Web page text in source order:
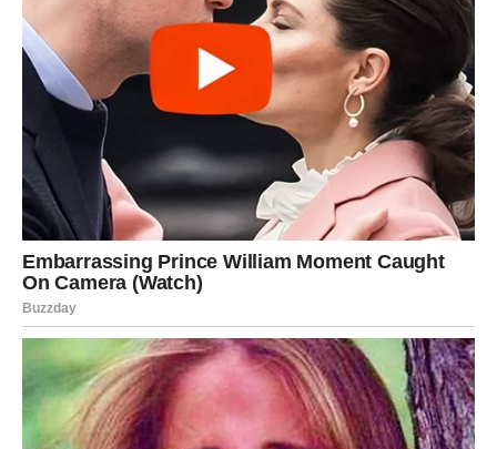
ima mnogo, ali ona nije usmerena. Misli skaču, planovi se
menjaju u hodu, a impuls da se reaguje odmah i bez
razmišljanja može biti jak. Ovo je tipičan period u kome
Ovan ima osećaj da mora sve – i to odmah – ali upravo tu
leži zamka.
Rasejanost kod Ovna se može manifestovati kroz:
manjak fokusa
nestrpljenje
brzoplete odluke
osećaj da ste „svuda pomalo, a nigde potpuno“